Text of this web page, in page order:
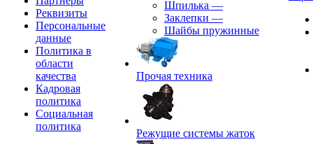
Реквизиты
Персональные
данные
Политика в
области
качества
Кадровая
политика
Социальная
политика
Шпилька —
Заклепки —
Шайбы пружинные
Прочая техника
Режущие системы жаток